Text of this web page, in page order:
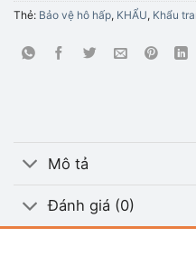
Thẻ: Bảo vệ hô hấp, KHẨU, Khẩu
Mô tả
Đánh giá (0)